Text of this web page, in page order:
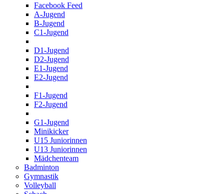
Facebook Feed
A-Jugend
B-Jugend
C1-Jugend
D1-Jugend
D2-Jugend
E1-Jugend
E2-Jugend
F1-Jugend
F2-Jugend
G1-Jugend
Minikicker
U15 Juniorinnen
U13 Juniorinnen
Mädchenteam
Badminton
Gymnastik
Volleyball